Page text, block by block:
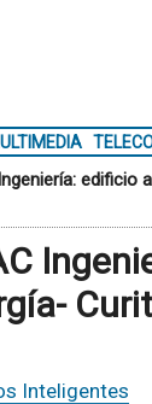
edificio
Inteligentes